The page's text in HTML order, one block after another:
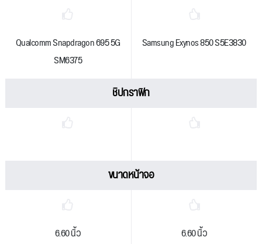
Qualcomm Snapdragon 695 5G
SM6375
Samsung Exynos 850 S5E3830
ชิปกราฟิก
ขนาดหน้าจอ
6.60 นิ้ว 6.60 นิ้ว